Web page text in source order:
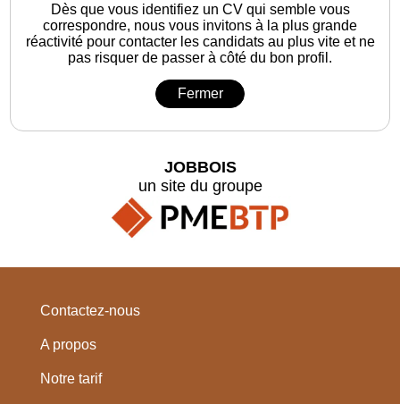
Dès que vous identifiez un CV qui semble vous
correspondre, nous vous invitons à la plus grande
réactivité pour contacter les candidats au plus vite et ne
pas risquer de passer à côté du bon profil.
Fermer
JOBBOIS
un site du groupe
Contactez-nous
A propos
Notre tarif